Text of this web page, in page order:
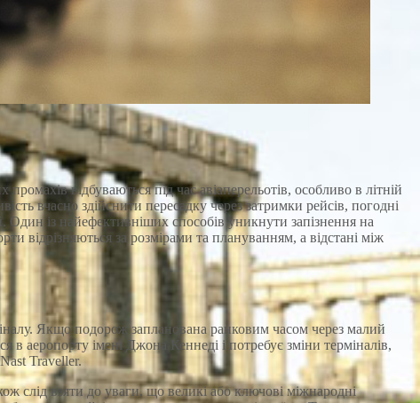
відбуваються під час авіаперельотів, особливо в літній
вчасно здійснити пересадку через затримки рейсів, погодні
із найефективніших способів уникнути запізнення на
відрізняються за розмірами та плануванням, а відстані між
Якщо подорож запланована ранковим часом через малий
імені Джона Кеннеді і потребує зміни терміналів,
Traveller.
слід взяти до уваги, що великі або ключові міжнародні